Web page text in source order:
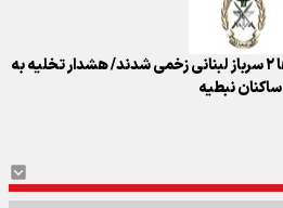
در حمله پهپادی صهیونیست‌ها ۲ سرباز لبنانی زخمی شدند/ هشدار تخلیه به
ساکنان نبطیه